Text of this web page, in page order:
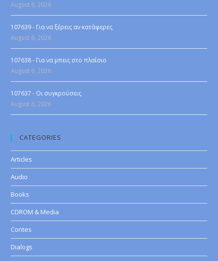
August 6, 2026
107639 - Για να ξέρεις αν κατάφερες
August 6, 2026
107638 - Για να μπεις στο πλαίσιο
August 6, 2026
107637 - Οι συγκρούσεις
August 6, 2026
CATEGORIES
Articles
Audio
Books
CDROM & Media
Contes
Dialogs